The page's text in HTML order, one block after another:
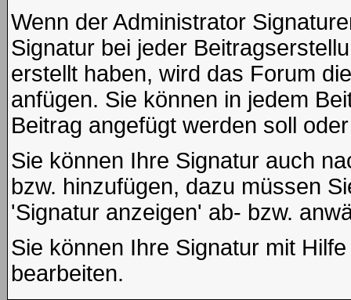
Wenn der Administrator
Signatur bei jeder
erstellt haben, wird das Forum
anfügen. Sie können in jedem
Beitrag angefügt werden soll
Sie können Ihre Signatur auch
bzw. hinzufügen, dazu müssen
'Signatur anzeigen' ab- bzw.
Sie können Ihre Signatur mit
bearbeiten.